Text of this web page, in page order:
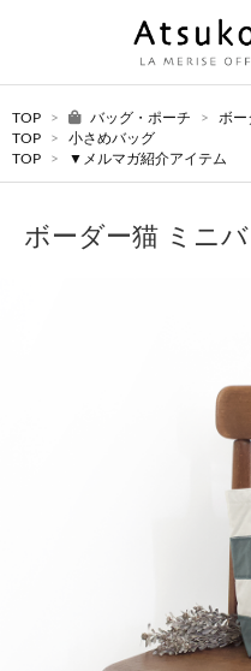
TOP > バッグ・ポーチ >
ボー
TOP
>
小さめバッグ
TOP
> ▼メルマガ紹介アイテム
ボーダー猫 ミニ